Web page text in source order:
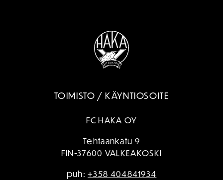
TOIMISTO / KÄYNTIOSOITE
FC HAKA OY
Tehtaankatu 9
FIN-37600 VALKEAKOSKI
puh:+358 404841934